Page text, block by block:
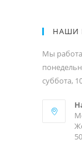
НАШИ
Мы
суббота,